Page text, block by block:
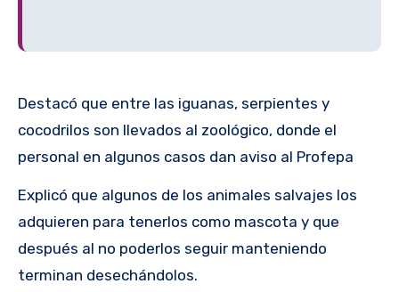
Destacó que entre las iguanas, serpientes y
cocodrilos son llevados al zoológico, donde el
personal en algunos casos dan aviso al Profepa
Explicó que algunos de los animales salvajes los
adquieren para tenerlos como mascota y que
después al no poderlos seguir manteniendo
terminan desechándolos.